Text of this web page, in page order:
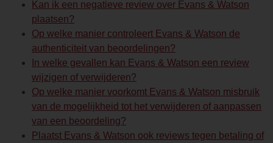
Kan ik een negatieve review over Evans & Watson
plaatsen?
Op welke manier controleert Evans & Watson de
authenticiteit van beoordelingen?
In welke gevallen kan Evans & Watson een review
wijzigen of verwijderen?
Op welke manier voorkomt Evans & Watson misbruik
van de mogelijkheid tot het verwijderen of aanpassen
van een beoordeling?
Plaatst Evans & Watson ook reviews tegen betaling of